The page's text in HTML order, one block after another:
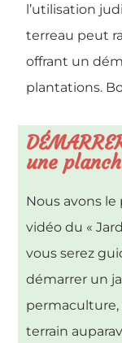
l’utilisation
terreau peut
offrant un
plantations.
une
Nous avons
vidéo du «
vous serez
démarrer un
terrain